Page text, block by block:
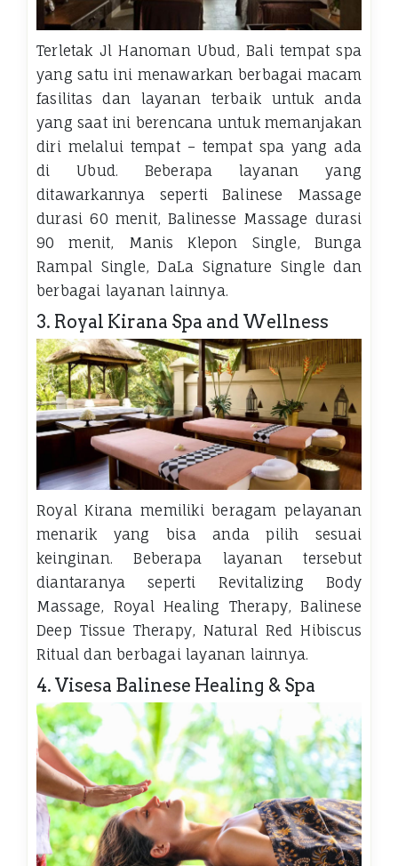
Terletak Jl Hanoman Ubud, Bali tempat spa
yang satu ini menawarkan berbagai macam
fasilitas dan layanan terbaik untuk anda
yang saat ini berencana untuk memanjakan
diri melalui tempat – tempat spa yang ada
di Ubud. Beberapa layanan yang
ditawarkannya seperti Balinese Massage
durasi 60 menit, Balinesse Massage durasi
90 menit, Manis Klepon Single, Bunga
Rampal Single, DaLa Signature Single dan
berbagai layanan lainnya.
3. Royal Kirana Spa and Wellness
Royal Kirana memiliki beragam pelayanan
menarik yang bisa anda pilih sesuai
keinginan. Beberapa layanan tersebut
diantaranya seperti Revitalizing Body
Massage, Royal Healing Therapy, Balinese
Deep Tissue Therapy, Natural Red Hibiscus
Ritual dan berbagai layanan lainnya.
4. Visesa Balinese Healing & Spa